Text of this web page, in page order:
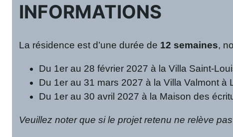
INFORMATIONS
La résidence est d’une durée de 12 semaines,
Du 1er au 28 février 2027 à la Villa Saint-
Du 1er au 31 mars 2027 à la Villa Valmont à
Du 1er au 30 avril 2027 à la Maison des
Veuillez noter que si le projet retenu ne relève